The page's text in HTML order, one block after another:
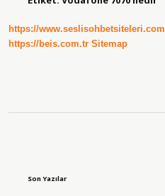
https://www.seslisohbetsiteleri.com
https://beis.com.tr Sitemap
Son Yazılar